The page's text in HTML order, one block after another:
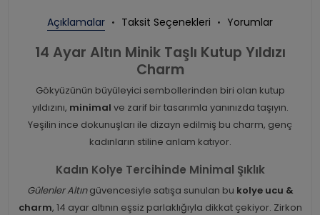
Açıklamalar Taksit Seçenekleri Yorumlar
14 Ayar Altın Minik Taşlı Kutup Yıldızı
Charm
Gökyüzünün büyüleyici sembollerinden biri olan kutup
yıldızını, minimal ve zarif bir tasarımla yanınızda taşıyın.
Yeşilin ince dokunuşları ile dizayn edilmiş bu charm, genç
kadınların stiline anlam katıyor.
Kadın Kolye Tercihinde Minimal Şıklık
Gülenler Altıngüvencesiyle satışa sunulan bu kolye ucu &
charm, 14 ayar altının eşsiz parlaklığıyla dikkat çekiyor. Zirkon